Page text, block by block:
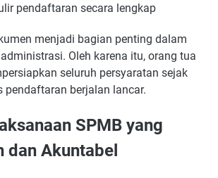
pendaftaran secara lengkap
menjadi bagian penting dalam
Oleh karena itu, orang tua
seluruh persyaratan sejak
pendaftaran berjalan lancar.
SPMB yang
dan Akuntabel